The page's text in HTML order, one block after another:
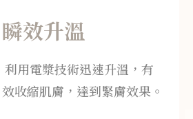
瞬效升溫
利用電漿技術迅速升溫，有
效收縮肌膚，達到緊膚效果。